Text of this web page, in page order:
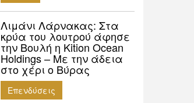
Λιμάνι Λάρνακας: Στα
κρύα του λουτρού άφησε
την Βουλή η Kition Ocean
Holdings – Με την άδεια
στο χέρι ο Βύρας
Επενδύσεις